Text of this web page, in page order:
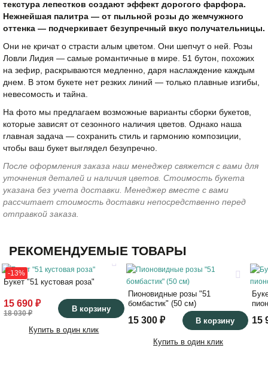
текстура лепестков создают эффект дорогого фарфора.
Нежнейшая палитра — от пыльной розы до жемчужного
оттенка — подчеркивает безупречный вкус получательницы.
Они не кричат о страсти алым цветом. Они шепчут о ней. Розы
Ловли Лидия — самые романтичные в мире. 51 бутон, похожих
на зефир, раскрываются медленно, даря наслаждение каждым
днем. В этом букете нет резких линий — только плавные изгибы,
невесомость и тайна.
На фото мы предлагаем возможные варианты сборки букетов,
которые зависят от сезонного наличия цветов. Однако наша
главная задача — сохранить стиль и гармонию композиции,
чтобы ваш букет выглядел безупречно.
После оформления заказа наш менеджер свяжется с вами для
уточнения деталей и наличия цветов. Стоимость букета
указана без учета доставки. Менеджер вместе с вами
рассчитает стоимость доставки непосредственно перед
отправкой заказа.
РЕКОМЕНДУЕМЫЕ ТОВАРЫ
-13%
Букет "51 кустовая роза"
15 690 ₽
18 030 ₽ В корзину
Купить в один клик
Пионовидные розы "51
бомбастик" (50 см)
15 300 ₽ В корзину
Купить в один клик
15